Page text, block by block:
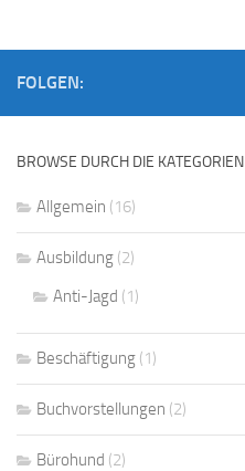
FOLGEN:
BROWSE DURCH DIE KATEGORIEN
Allgemein (16)
Ausbildung (2)
Anti-Jagd (1)
Beschäftigung (1)
Buchvorstellungen (2)
Bürohund (2)